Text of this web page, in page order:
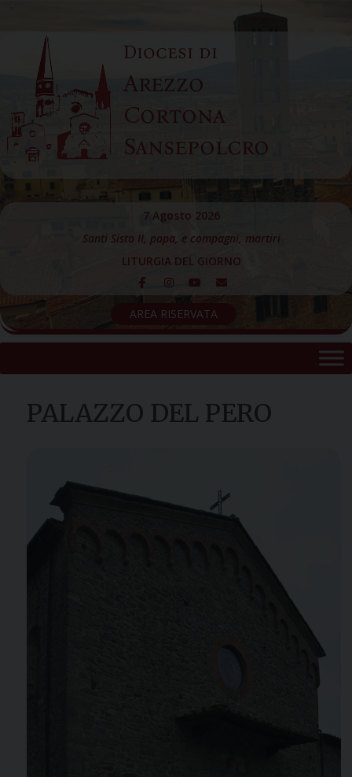
content
Diocesi di
Arezzo
Cortona
Sansepolcro
7 Agosto 2026
Santi Sisto II, papa, e compagni, martiri
LITURGIA DEL GIORNO
AREA RISERVATA
PALAZZO DEL PERO